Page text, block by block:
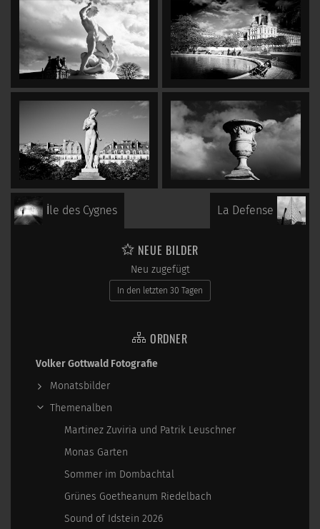
İle des Cygnes La Defense
NEUE BILDER
Neu zugefügt
In den letzten 30 Tagen
ORDNER
Volker Gottwald Fotografie
Monatsbilder
Themenalben
Martinez Zuviria und Patrik Leuschner
Monas Garten
Sommer im Dombachtal
Grünes Goetheanum Riedelbach
Sound of Idstein 2026